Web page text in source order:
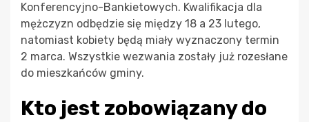
Konferencyjno-Bankietowych. Kwalifikacja dla
mężczyzn odbędzie się między 18 a 23 lutego,
natomiast kobiety będą miały wyznaczony termin
2 marca. Wszystkie wezwania zostały już rozesłane
do mieszkańców gminy.
Kto jest zobowiązany do